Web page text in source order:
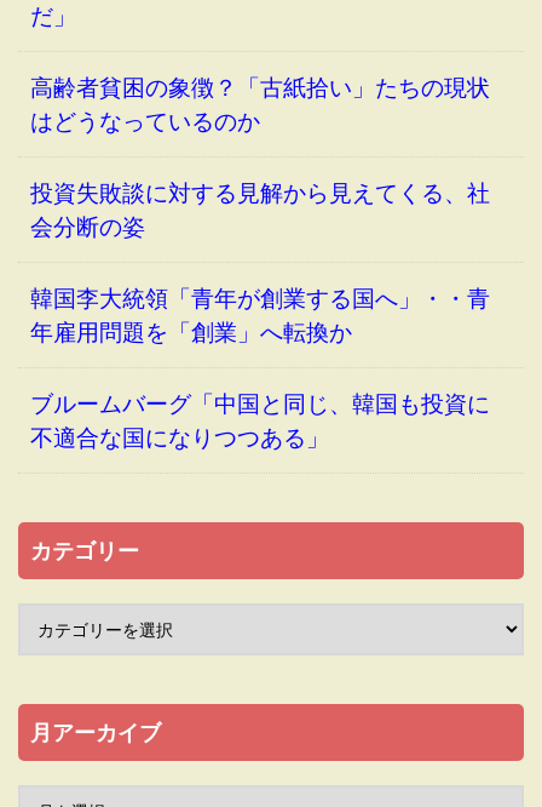
だ」
高齢者貧困の象徴？「古紙拾い」たちの現状
はどうなっているのか
投資失敗談に対する見解から見えてくる、社
会分断の姿
韓国李大統領「青年が創業する国へ」・・青
年雇用問題を「創業」へ転換か
ブルームバーグ「中国と同じ、韓国も投資に
不適合な国になりつつある」
カテゴリー
月アーカイブ